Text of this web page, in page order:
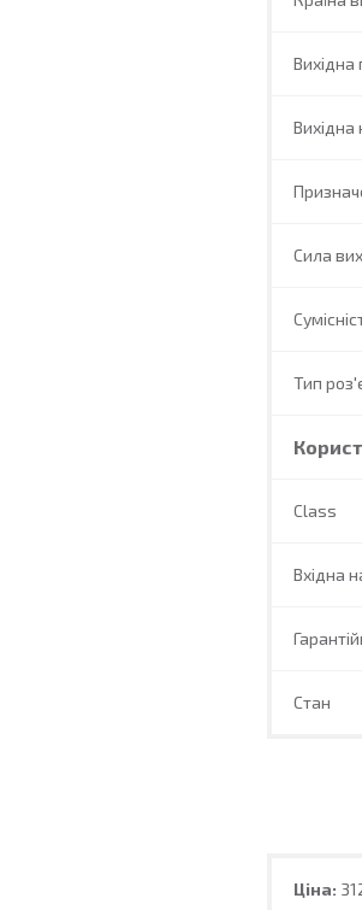
Вихідна
Сила
Тип
Class
Вхідна
Стан
Ціна: